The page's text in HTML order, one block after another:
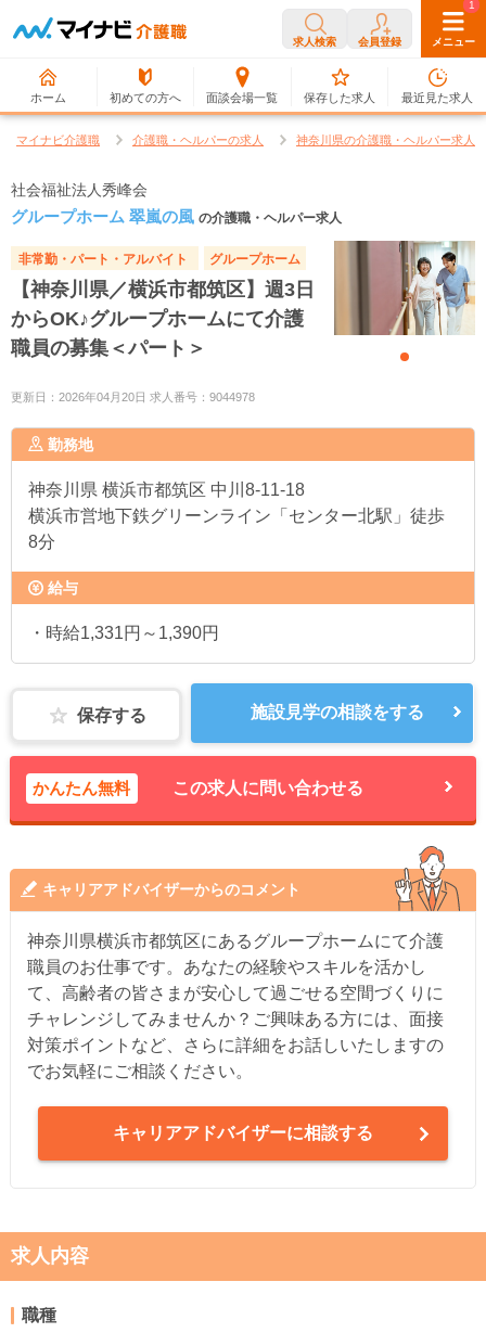
求人検索 会員登録 メニュー
ホーム 初めての方へ 面談会場一覧
0
保存した求人
1
最近見た求人
マイナビ介護職 介護職・ヘルパーの求人 神奈川県の介護職・ヘルパー求人
社会福祉法人秀峰会
グループホーム 翠嵐の風 の介護職・ヘルパー求人
非常勤・パート・アルバイト グループホーム
【神奈川県／横浜市都筑区】週3日
からOK♪グループホームにて介護
職員の募集＜パート＞
更新日：2026年04月20日 求人番号：9044978
勤務地
神奈川県 横浜市都筑区 中川8-11-18
横浜市営地下鉄グリーンライン「センター北駅」徒歩
8分
給与
・時給1,331円～1,390円
保存する 施設見学の相談をする
かんたん無料 この求人に問い合わせる
キャリアアドバイザーからのコメント
神奈川県横浜市都筑区にあるグループホームにて介護
職員のお仕事です。あなたの経験やスキルを活かし
て、高齢者の皆さまが安心して過ごせる空間づくりに
チャレンジしてみませんか？ご興味ある方には、面接
対策ポイントなど、さらに詳細をお話しいたしますの
でお気軽にご相談ください。
キャリアアドバイザーに相談する
求人内容
職種